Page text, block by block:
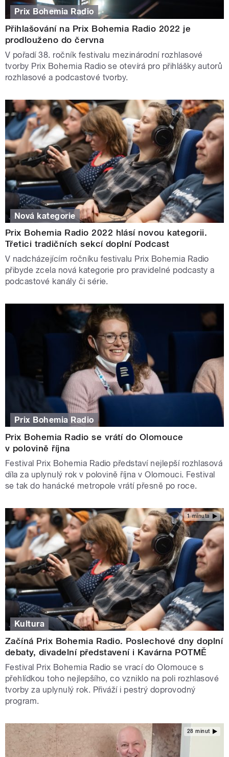
Prix Bohemia Radio
Přihlašování na Prix Bohemia Radio 2022 je
prodlouženo do června
V pořadí 38. ročník festivalu mezinárodní rozhlasové
tvorby Prix Bohemia Radio se otevírá pro přihlášky autorů
rozhlasové a podcastové tvorby.
Nová kategorie
Prix Bohemia Radio 2022 hlásí novou kategorii.
Třetici tradičních sekcí doplní Podcast
V nadcházejícím ročníku festivalu Prix Bohemia Radio
přibyde zcela nová kategorie pro pravidelné podcasty a
podcastové kanály či série.
Prix Bohemia Radio
Prix Bohemia Radio se vrátí do Olomouce
v polovině října
Festival Prix Bohemia Radio představí nejlepší rozhlasová
díla za uplynulý rok v polovině října v Olomouci. Festival
se tak do hanácké metropole vrátí přesně po roce.
1 minuta
Kultura
Začíná Prix Bohemia Radio. Poslechové dny doplní
debaty, divadelní představení i Kavárna POTMĚ
Festival Prix Bohemia Radio se vrací do Olomouce s
přehlídkou toho nejlepšího, co vzniklo na poli rozhlasové
tvorby za uplynulý rok. Přiváží i pestrý doprovodný
program.
28 minut